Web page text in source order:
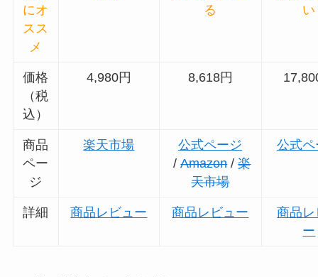
にオ
スス
メ
る
い
価格
（税
込）
4,980円 8,618円
商品
ペー
ジ
楽天市場
公式ページ
/Amazon/楽
天市場
公式ペ
詳細 商品レビュー 商品レビュー
商品
ー